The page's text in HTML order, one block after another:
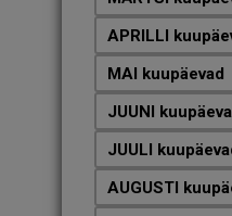
APRILLI
MAI kuupäevad
JUUNI
JUULI
AUGUSTI